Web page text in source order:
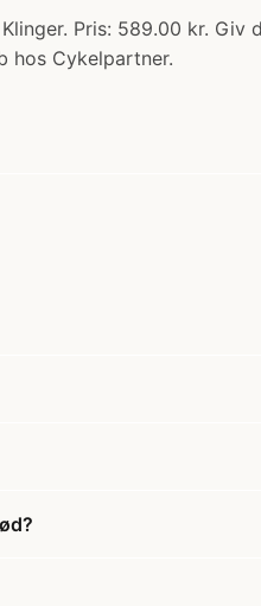
Pris: 589.00 kr.
hos Cykelpartner.